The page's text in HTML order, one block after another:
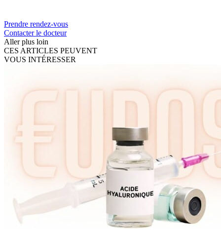
Prendre rendez-vous
Contacter le docteur
Aller plus loin
CES ARTICLES PEUVENT
VOUS INTÉRESSER